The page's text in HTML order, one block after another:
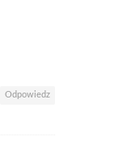
Odpowiedz